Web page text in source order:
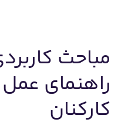
مباحث
راهنمای
کارکنان